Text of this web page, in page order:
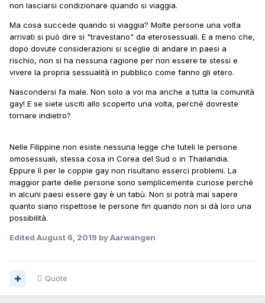
non lasciarsi condizionare quando si viaggia.
Ma cosa succede quando si viaggia? Molte persone una volta
arrivati si può dire si "travestano" da eterosessuali. E a meno che,
dopo dovute considerazioni si sceglie di andare in paesi a
rischio, non si ha nessuna ragione per non essere te stessi e
vivere la propria sessualità in pubblico come fanno gli etero.
Nascondersi fa male. Non solo a voi ma anche a tutta la comunità
gay! E se siete usciti allo scoperto una volta, perché dovreste
tornare indietro?
Nelle Filippine non esiste nessuna legge che tuteli le persone
omosessuali, stessa cosa in Corea del Sud o in Thailandia.
Eppure lì per le coppie gay non risultano esserci problemi. La
maggior parte delle persone sono semplicemente curiose perché
in alcuni paesi essere gay è un tabù. Non si potrà mai sapere
quanto siano rispettose le persone fin quando non si dà loro una
possibilità.
Edited August 6, 2019 by Aarwangen
Quote